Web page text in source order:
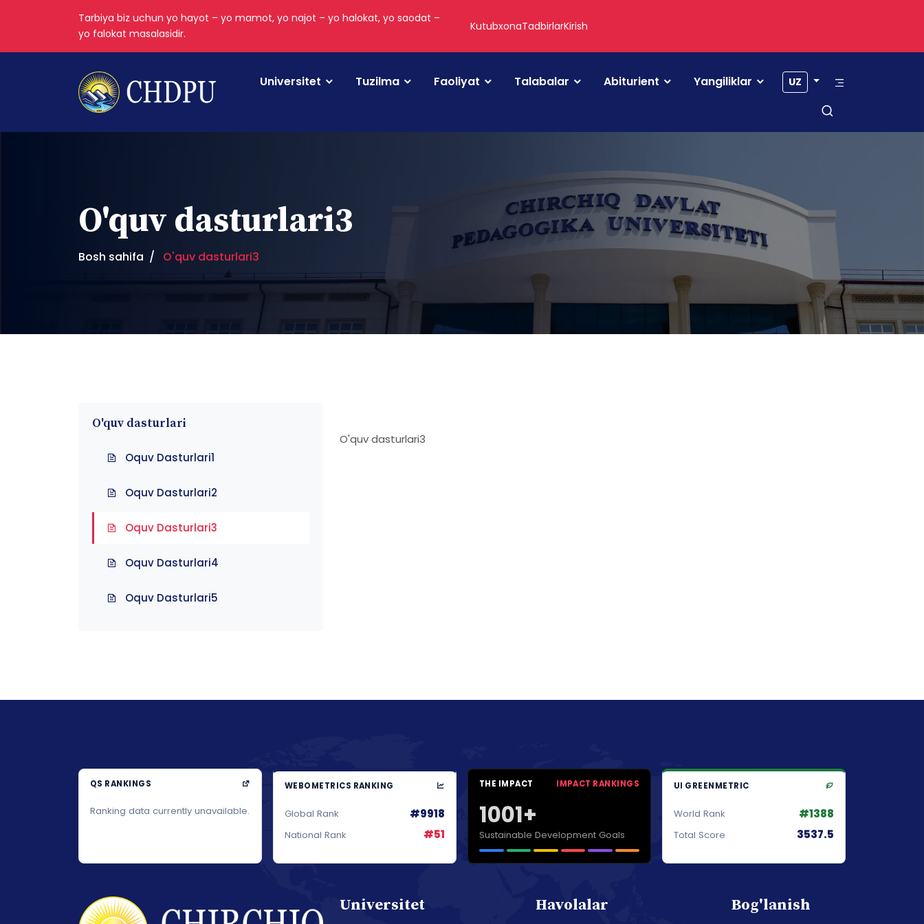
Tarbiya biz uchun yo hayot – yo mamot, yo najot – yo halokat, yo saodat –
yo falokat masalasidir.
KutubxonaTadbirlarKirish
Universitet Tuzilma Faoliyat Talabalar Abiturient Yangiliklar UZ
O'quv dasturlari3
Bosh sahifa O'quv dasturlari3
O'quv dasturlari
Oquv Dasturlari1
Oquv Dasturlari2
Oquv Dasturlari3
Oquv Dasturlari4
Oquv Dasturlari5
O'quv dasturlari3
QS RANKINGS
Ranking data currently unavailable.
WEBOMETRICS RANKING
Global Rank #9918
National Rank #51
THE IMPACT IMPACT RANKINGS
1001+
Sustainable Development Goals
UI GREENMETRIC
World Rank #1388
Total Score 3537.5
Universitet Havolalar Bog'lanish